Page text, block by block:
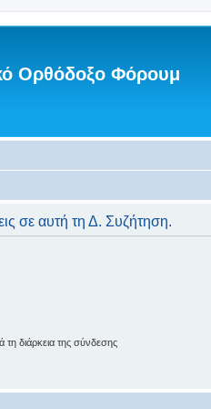
Ορθόδοξο Φόρουμ
σε αυτή τη Δ. Συζήτηση.
διάρκεια της σύνδεσης